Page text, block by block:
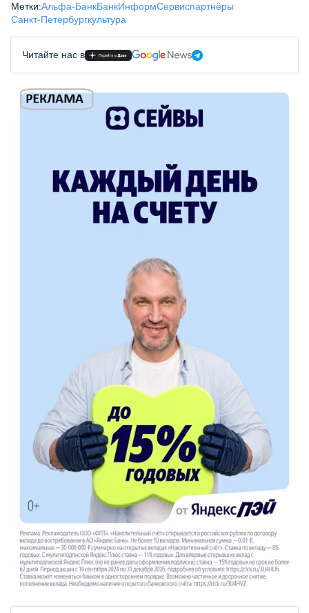
Метки:Альфа-БанкБанкИнформСервиспартнёры
Санкт-Петербургкультура
Читайте нас в